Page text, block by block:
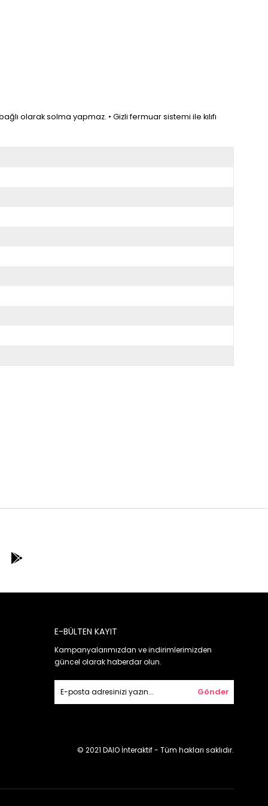
olarak solma yapmaz. • Gizli fermuar sistemi ile kılıfı
E-BÜLTEN KAYIT
Kampanyalarımızdan ve indirimlerimizden
güncel olarak haberdar olun.
Gönder
© 2021 DAIO İnteraktif - Tüm hakları saklıdır.